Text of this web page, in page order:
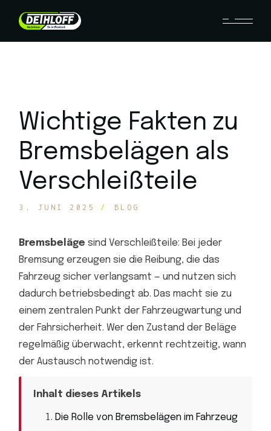
Wichtige Fakten zu
Bremsbelägen als
Verschleißteile
3. JUNI 2025 BLOG
Bremsbeläge sind Verschleißteile: Bei jeder
Bremsung erzeugen sie die Reibung, die das
Fahrzeug sicher verlangsamt — und nutzen sich
dadurch betriebsbedingt ab. Das macht sie zu
einem zentralen Punkt der Fahrzeugwartung und
der Fahrsicherheit. Wer den Zustand der Beläge
regelmäßig überwacht, erkennt rechtzeitig, wann
der Austausch notwendig ist.
Inhalt dieses Artikels
Die Rolle von Bremsbelägen im Fahrzeug